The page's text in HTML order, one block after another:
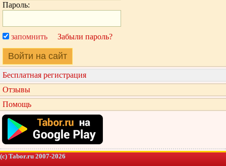
Пароль:
запомнить Забыли пароль?
Войти на сайт
Бесплатная регистрация
Отзывы
Помощь
(c) Tabor.ru 2007-2026